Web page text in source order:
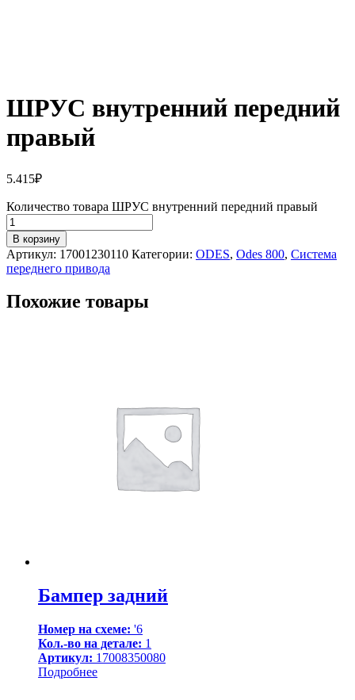
ШРУС внутренний передний
правый
5.415₽
Количество товара ШРУС внутренний передний правый
В корзину
Артикул: 17001230110 Категории: ODES, Odes 800, Система
переднего привода
Похожие товары
Бампер задний
Номер на схеме: '6
Кол.-во на детале: 1
Артикул: 17008350080
Подробнее